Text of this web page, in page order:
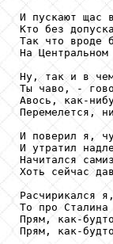
И пускают щас
Кто без
Так что вроде
На
Ну, так и в
Ты чаво, -
Авось, как-
Перемелется,
И поверил я,
И утратил
Начитался
Хоть сейчас
Расчирикался
То про
Прям, как-
Прям, как-